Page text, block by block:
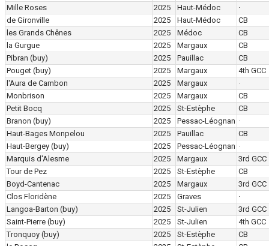
Mille Roses
2025 Haut-Médoc
·
de Gironville
2025 Haut-Médoc
CB
les Grands Chênes
2025 Médoc
CB
la Gurgue
2025 Margaux
CB
Pibran (buy) 2025 Pauillac
CB
Pouget (buy) 2025 Margaux
4th GCC
l'Aura de Cambon
2025 Margaux
·
Monbrison
2025 Margaux
CB
Petit Bocq
2025 St-Estèphe
CB
Branon (buy) 2025 Pessac-Léognan ·
Haut-Bages Monpelou
2025 Pauillac
CB
Haut-Bergey (buy) 2025 Pessac-Léognan ·
Marquis d'Alesme
2025 Margaux
3rd GCC
Tour de Pez
2025 St-Estèphe
CB
Boyd-Cantenac
2025 Margaux
3rd GCC
Clos Floridène
2025 Graves
·
Langoa-Barton (buy) 2025 St-Julien
3rd GCC
Saint-Pierre (buy) 2025 St-Julien
4th GCC
Tronquoy (buy) 2025 St-Estèphe
CB